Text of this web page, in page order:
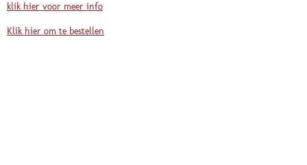
klik hier voor meer info
Klik hier om te bestellen